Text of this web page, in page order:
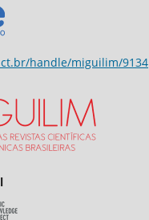
handle/miguilim/9134